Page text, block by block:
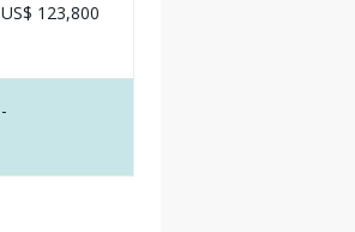
US$ 123,800
-